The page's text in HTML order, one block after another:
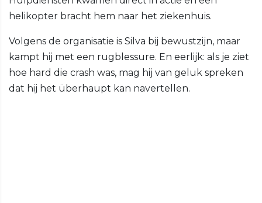
helikopter bracht hem naar het ziekenhuis.
Volgens de organisatie is Silva bij bewustzijn, maar
kampt hij met een rugblessure. En eerlijk: als je ziet
hoe hard die crash was, mag hij van geluk spreken
dat hij het überhaupt kan navertellen.